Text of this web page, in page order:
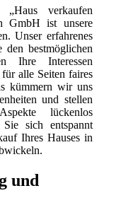
verkaufen
GmbH ist unsere
Unser erfahrenes
bestmöglichen
Ihre Interessen
alle Seiten faires
kümmern wir uns
und stellen
lückenlos
sich entspannt
Ihres Hauses in
und